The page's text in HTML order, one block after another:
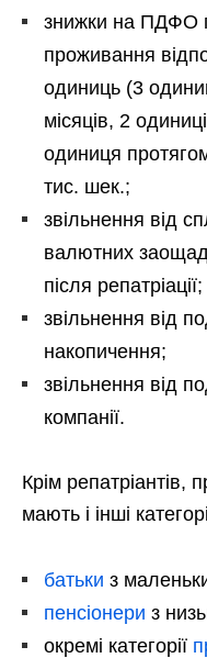
знижки на ПДФО
проживання
одиниць (3
місяців, 2
одиниця
тис. шек.;
звільнення від
валютних
після репатріації;
звільнення від
накопичення;
звільнення від
компанії.
Крім репатріантів,
мають і інші
батьки з
пенсіонери з
окремі категорії